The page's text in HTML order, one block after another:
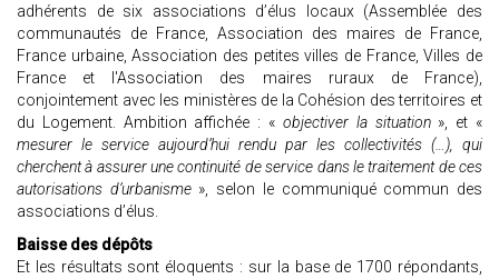
adhérents de six associations d’élus locaux (Assemblée des
communautés de France, Association des maires de France,
France urbaine, Association des petites villes de France, Villes de
France et l'Association des maires ruraux de France),
conjointement avec les ministères de la Cohésion des territoires et
du Logement. Ambition affichée : « objectiver la situation», et «
mesurer le service aujourd’hui rendu par les collectivités (…), qui
cherchent à assurer une continuité de service dans le traitement de ces
autorisations d’urbanisme», selon le communiqué commun des
associations d’élus.
Baisse des dépôts
Et les résultats sont éloquents : sur la base de 1700 répondants,